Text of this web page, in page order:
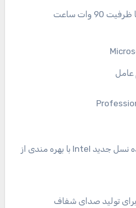
90 وات‌ ساعت
سیستم خنک کننده نسل جدید Intel با بهره مندی از
برای تولید صدای شفاف